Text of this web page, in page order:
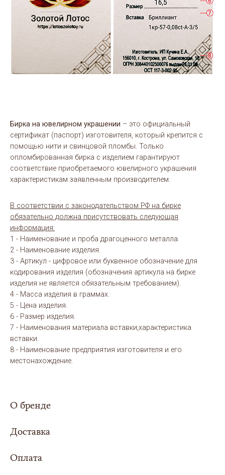
Бирка на ювелирном украшении – это официальный
сертификат (паспорт) изготовителя, который крепится с
помощью нити и свинцовой пломбы. Только
опломбированная бирка с изделием гарантируют
соответствие приобретаемого ювелирного украшения
характеристикам заявленным производителем.
В соответствии с законодательством РФ на бирке
обязательно должна присутствовать следующая
информация:
1 - Наименование и проба драгоценного металла.
2 - Наименование изделия.
3 - Артикул - цифровое или буквенное обозначение для
кодирования изделия (обозначения артикула на бирке
изделия не является обязательным требованием).
4 - Масса изделия в граммах.
5 - Цена изделия.
6 - Размер изделия.
7 - Наименования материала вставки,характеристика
вставки.
8 - Наименование предприятия изготовителя и его
местонахождение.
О бренде
Доставка
Сумма заказа составила
Оплата